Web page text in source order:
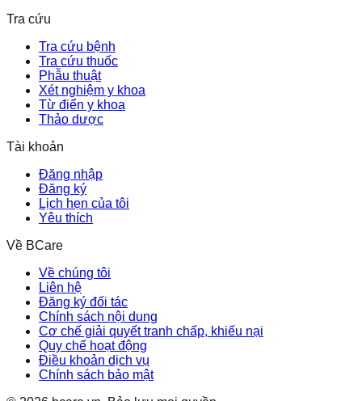
Tra cứu
Tra cứu bệnh
Tra cứu thuốc
Phẫu thuật
Xét nghiệm y khoa
Từ điển y khoa
Thảo dược
Tài khoản
Đăng nhập
Đăng ký
Lịch hẹn của tôi
Yêu thích
Về BCare
Về chúng tôi
Liên hệ
Đăng ký đối tác
Chính sách nội dung
Cơ chế giải quyết tranh chấp, khiếu nại
Quy chế hoạt động
Điều khoản dịch vụ
Chính sách bảo mật